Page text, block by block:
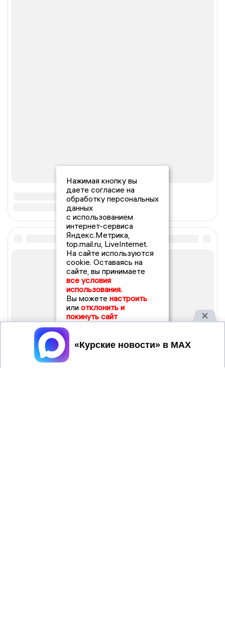
Нажимая кнопку вы
даете согласие на
обработку персональных
данных
с использованием
интернет-сервиса
Яндекс.Метрика,
top.mail.ru, LiveInternet.
На сайте используются
cookie. Оставаясь на
сайте, вы принимаете
все условия
использования.
Вы можете настроить
или отклонить и
покинуть сайт
Принять